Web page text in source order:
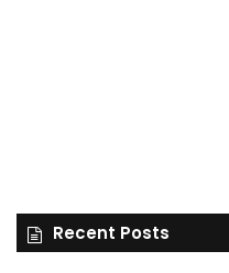
Recent Posts